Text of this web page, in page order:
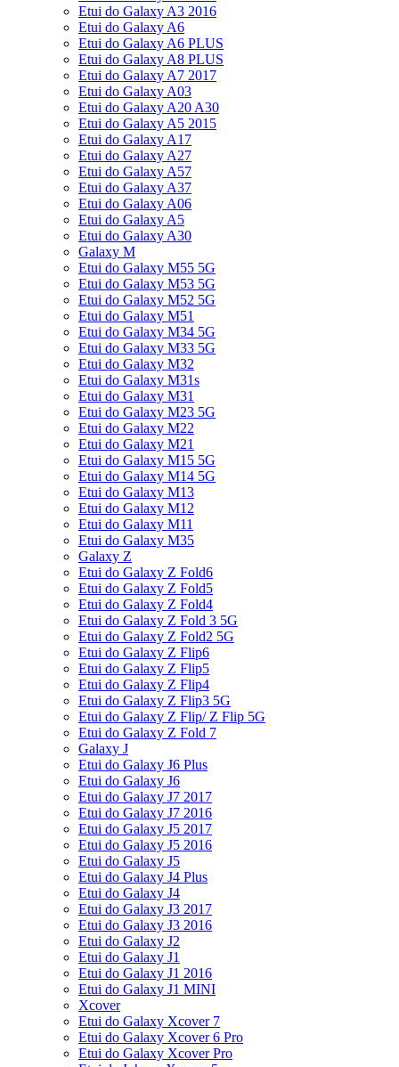
Etui do Galaxy A3 2016
Etui do Galaxy A6
Etui do Galaxy A6 PLUS
Etui do Galaxy A8 PLUS
Etui do Galaxy A7 2017
Etui do Galaxy A03
Etui do Galaxy A20 A30
Etui do Galaxy A5 2015
Etui do Galaxy A17
Etui do Galaxy A27
Etui do Galaxy A57
Etui do Galaxy A37
Etui do Galaxy A06
Etui do Galaxy A5
Etui do Galaxy A30
Galaxy M
Etui do Galaxy M55 5G
Etui do Galaxy M53 5G
Etui do Galaxy M52 5G
Etui do Galaxy M51
Etui do Galaxy M34 5G
Etui do Galaxy M33 5G
Etui do Galaxy M32
Etui do Galaxy M31s
Etui do Galaxy M31
Etui do Galaxy M23 5G
Etui do Galaxy M22
Etui do Galaxy M21
Etui do Galaxy M15 5G
Etui do Galaxy M14 5G
Etui do Galaxy M13
Etui do Galaxy M12
Etui do Galaxy M11
Etui do Galaxy M35
Galaxy Z
Etui do Galaxy Z Fold6
Etui do Galaxy Z Fold5
Etui do Galaxy Z Fold4
Etui do Galaxy Z Fold 3 5G
Etui do Galaxy Z Fold2 5G
Etui do Galaxy Z Flip6
Etui do Galaxy Z Flip5
Etui do Galaxy Z Flip4
Etui do Galaxy Z Flip3 5G
Etui do Galaxy Z Flip/ Z Flip 5G
Etui do Galaxy Z Fold 7
Galaxy J
Etui do Galaxy J6 Plus
Etui do Galaxy J6
Etui do Galaxy J7 2017
Etui do Galaxy J7 2016
Etui do Galaxy J5 2017
Etui do Galaxy J5 2016
Etui do Galaxy J5
Etui do Galaxy J4 Plus
Etui do Galaxy J4
Etui do Galaxy J3 2017
Etui do Galaxy J3 2016
Etui do Galaxy J2
Etui do Galaxy J1
Etui do Galaxy J1 2016
Etui do Galaxy J1 MINI
Xcover
Etui do Galaxy Xcover 7
Etui do Galaxy Xcover 6 Pro
Etui do Galaxy Xcover Pro